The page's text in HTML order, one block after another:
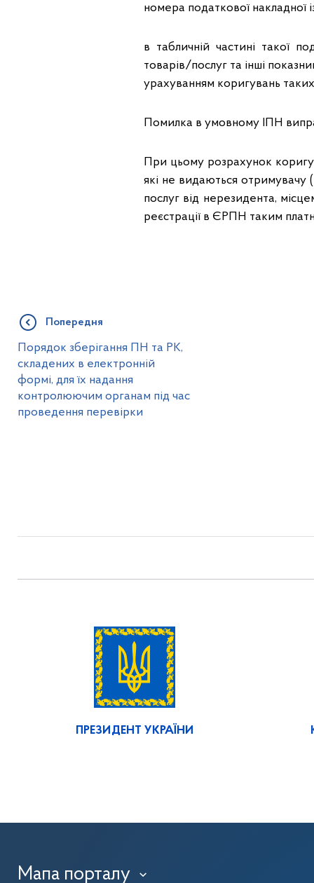
номера податкової накладної
в табличній частині такої
товарів/послуг та інші
урахуванням коригувань таких
Помилка в умовному ІПН
При цьому розрахунок
які не видаються отримувачу
послуг від нерезидента,
реєстрації в ЄРПН таким
Попередня
Порядок зберігання ПН та РК,
складених в електронній
формі, для їх надання
контролюючим органам під час
проведення перевірки
ПРЕЗИДЕНТ УКРАЇНИ
Мапа порталу ›